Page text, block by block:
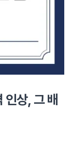
상, 그 배